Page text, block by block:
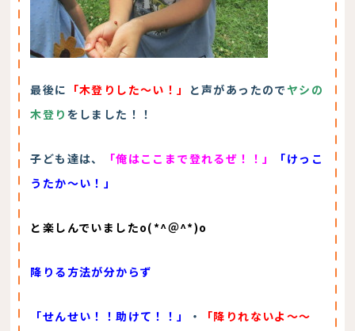
最後に 「木登りした～い！」 と声があったのでヤシの
木登り をしました！！
子ども達は、 「俺はここまで登れるぜ！！」
「けっこ
うたか～い！」
と楽しんでいましたo(*^＠^*)o
降りる方法が分からず
「せんせい！！助けて！！」 ・
「降りれないよ～～